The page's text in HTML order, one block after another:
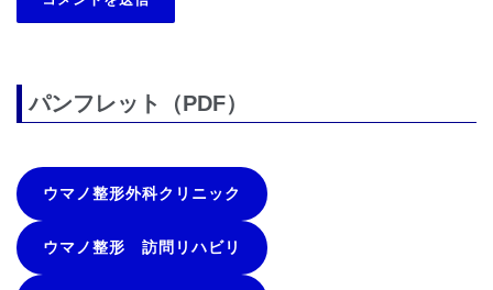
パンフレット（PDF）
ウマノ整形外科クリニック
ウマノ整形 訪問リハビリ